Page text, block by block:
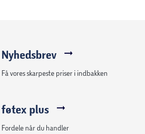
- mindre dimensioner på opladeren
30 W
Nyhedsbrev
Få vores skarpeste priser i indbakken
føtex plus
Fordele når du handler